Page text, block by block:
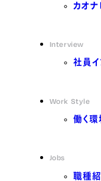
カオナ
Interview
社員イ
Work Style
働く環
Jobs
職種